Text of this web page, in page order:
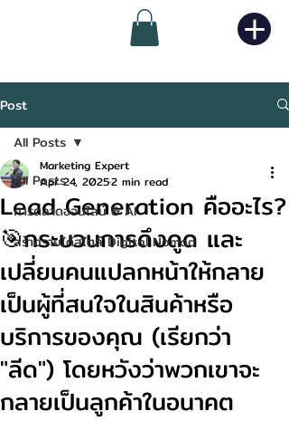
Post
All Posts
การตลาดออนไลน์ & AI
สร้างรายได้สไตล์ Digital Nomad
All Posts
Lead Generation คืออะไร?
🎯กระบวนการดึงดูด และ
เปลี่ยนคนแปลกหน้าให้กลาย
เป็นผู้ที่สนใจในสินค้าหรือ
บริการของคุณ (เรียกว่า
"ลีด") โดยหวังว่าพวกเขาจะ
กลายเป็นลูกค้าในอนาคต
Marketing Expert
Apr 24, 20252 min read